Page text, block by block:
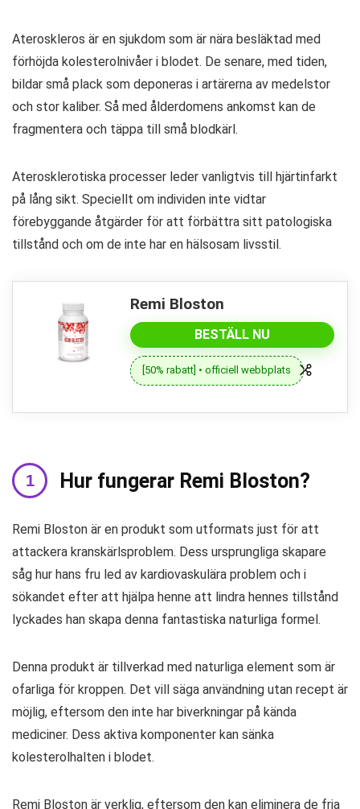
Ateroskleros är en sjukdom som är nära besläktad med
förhöjda kolesterolnivåer i blodet. De senare, med tiden,
bildar små plack som deponeras i artärerna av medelstor
och stor kaliber. Så med ålderdomens ankomst kan de
fragmentera och täppa till små blodkärl.
Aterosklerotiska processer leder vanligtvis till hjärtinfarkt
på lång sikt. Speciellt om individen inte vidtar
förebyggande åtgärder för att förbättra sitt patologiska
tillstånd och om de inte har en hälsosam livsstil.
Remi Bloston
BESTÄLL NU
[50% rabatt] • officiell webbplats
Hur fungerar Remi Bloston?
Remi Bloston är en produkt som utformats just för att
attackera kranskärlsproblem. Dess ursprungliga skapare
såg hur hans fru led av kardiovaskulära problem och i
sökandet efter att hjälpa henne att lindra hennes tillstånd
lyckades han skapa denna fantastiska naturliga formel.
Denna produkt är tillverkad med naturliga element som är
ofarliga för kroppen. Det vill säga användning utan recept är
möjlig, eftersom den inte har biverkningar på kända
mediciner. Dess aktiva komponenter kan sänka
kolesterolhalten i blodet.
Remi Bloston är verklig, eftersom den kan eliminera de fria